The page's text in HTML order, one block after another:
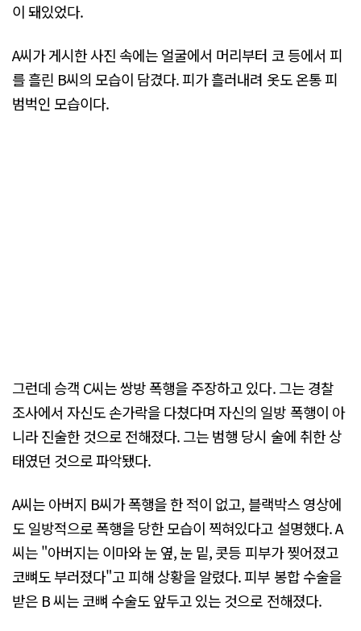
이 돼있었다.
A씨가 게시한 사진 속에는 얼굴에서 머리부터 코 등에서 피
를 흘린 B씨의 모습이 담겼다. 피가 흘러내려 옷도 온통 피
범벅인 모습이다.
그런데 승객 C씨는 쌍방 폭행을 주장하고 있다. 그는 경찰
조사에서 자신도 손가락을 다쳤다며 자신의 일방 폭행이 아
니라 진술한 것으로 전해졌다. 그는 범행 당시 술에 취한 상
태였던 것으로 파악됐다.
A씨는 아버지 B씨가 폭행을 한 적이 없고, 블랙박스 영상에
도 일방적으로 폭행을 당한 모습이 찍혀있다고 설명했다. A
씨는 "아버지는 이마와 눈 옆, 눈 밑, 콧등 피부가 찢어졌고
코뼈도 부러졌다"고 피해 상황을 알렸다. 피부 봉합 수술을
받은 B 씨는 코뼈 수술도 앞두고 있는 것으로 전해졌다.